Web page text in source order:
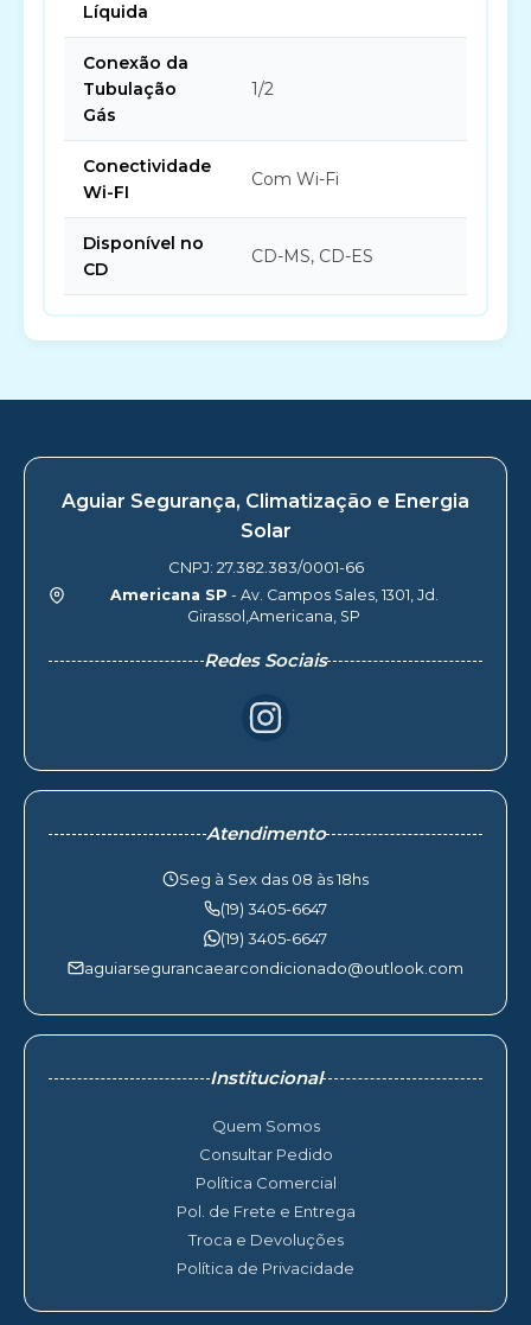
Líquida
Conexão da
Tubulação
Gás
1/2
Conectividade
Wi-FI
Com Wi-Fi
Disponível no
CD
CD-MS, CD-ES
Aguiar Segurança, Climatização e Energia
Solar
CNPJ: 27.382.383/0001-66
Americana SP - Av. Campos Sales, 1301, Jd.
Girassol,Americana, SP
Redes Sociais
Atendimento
Seg à Sex das 08 às 18hs
(19) 3405-6647
(19) 3405-6647
aguiarsegurancaearcondicionado@outlook.com
Institucional
Quem Somos
Consultar Pedido
Política Comercial
Pol. de Frete e Entrega
Troca e Devoluções
Política de Privacidade